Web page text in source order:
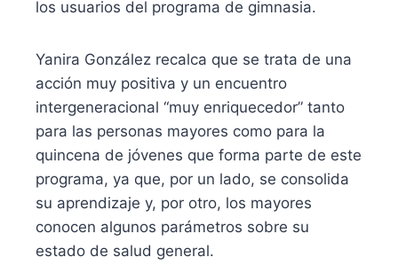
los usuarios del programa de gimnasia.
Yanira González recalca que se trata de una
acción muy positiva y un encuentro
intergeneracional “muy enriquecedor” tanto
para las personas mayores como para la
quincena de jóvenes que forma parte de este
programa, ya que, por un lado, se consolida
su aprendizaje y, por otro, los mayores
conocen algunos parámetros sobre su
estado de salud general.